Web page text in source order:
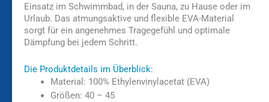
Einsatz im Schwimmbad, in der Sauna, zu Hause oder im
Urlaub. Das atmungsaktive und flexible EVA-Material
sorgt für ein angenehmes Tragegefühl und optimale
Dämpfung bei jedem Schritt.
Die Produktdetails im Überblick:
Material: 100% Ethylenvinylacetat (EVA)
Größen: 40 – 45